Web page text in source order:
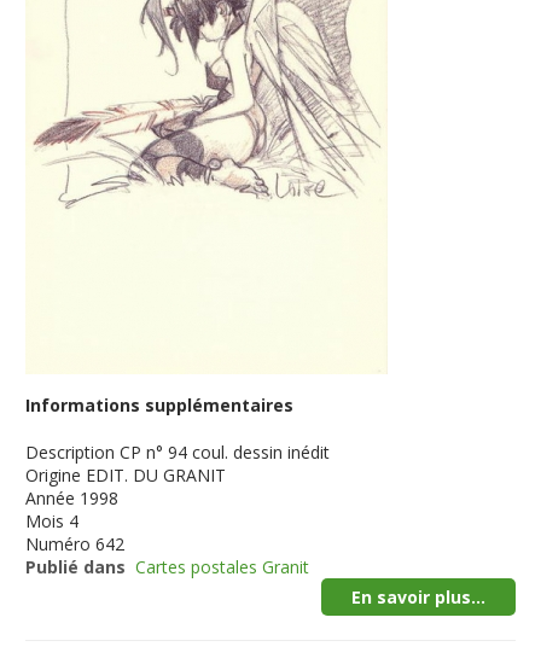
Informations supplémentaires
Description CP n° 94 coul. dessin inédit
Origine EDIT. DU GRANIT
Année 1998
Mois 4
Numéro 642
Publié dans Cartes postales Granit
En savoir plus...